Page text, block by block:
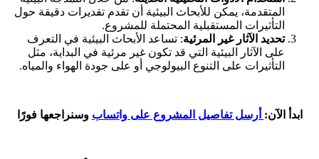
المتقدمة، يمكن للأبحاث البيئية أن تقدم تقديرات دقيقة حول
التأثيرات المستقبلية المحتملة للمشروع.
تحديد الآثار غير المرئية: تساعد الأبحاث البيئية في التعرف
على الآثار البيئية التي قد تكون غير مرئية في البداية، مثل
التأثيرات على التنوع البيولوجي أو على جودة الهواء والمياه.
ابدأ الآن: أرسل تفاصيل المشروع على واتساب وسنراجعها فورًا